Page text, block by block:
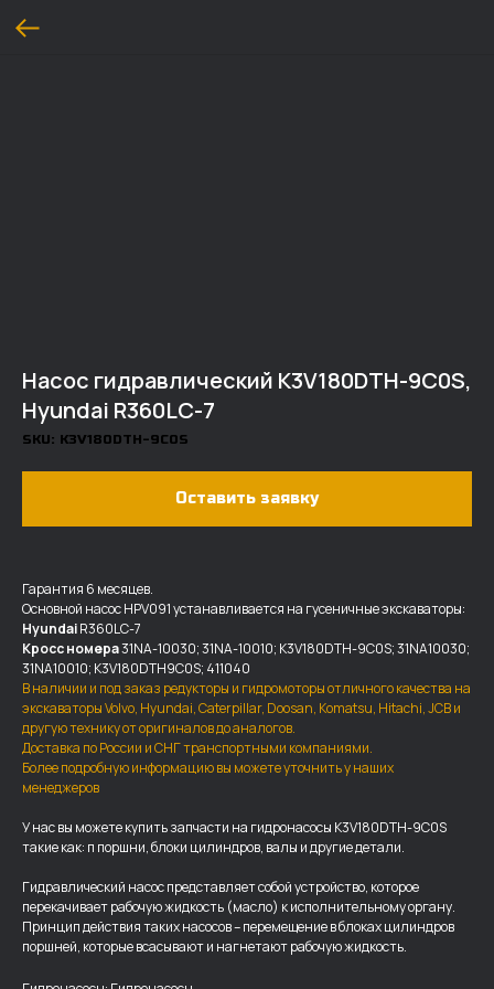
Насос гидравлический K3V180DTH-9C0S,
Hyundai R360LC-7
SKU: K3V180DTH-9C0S
Оставить заявку
Гарантия 6 месяцев.
Основной насос HPV091 устанавливается на гусеничные экскаваторы:
HyundaiR360LC-7
Кросс номера31NA-10030; 31NA-10010; K3V180DTH-9C0S; 31NA10030;
31NA10010; K3V180DTH9C0S; 411040
В наличии и под заказ редукторы и гидромоторы отличного качества на
экскаваторы Volvo, Hyundai, Caterpillar, Doosan, Komatsu, Hitachi, JCB и
другую технику от оригиналов до аналогов.
Доставка по России и СНГ транспортными компаниями.
Более подробную информацию вы можете уточнить у наших
менеджеров
У нас вы можете купить запчасти на гидронасосы K3V180DTH-9C0S
такие как: п поршни, блоки цилиндров, валы и другие детали.
Гидравлический насос представляет собой устройство, которое
перекачивает рабочую жидкость (масло) к исполнительному органу.
Принцип действия таких насосов – перемещение в блоках цилиндров
поршней, которые всасывают и нагнетают рабочую жидкость.
ДОСТАВКА И ОПЛАТА
Мы доставляем запчасти по
всей России, а также в страны
ближнего СНГ (Казахстан,
Узбекистан, … ).